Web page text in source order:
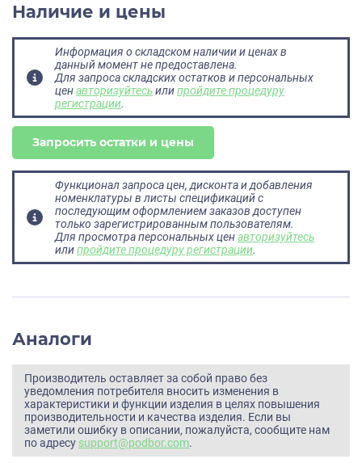
Наличие и цены
Информация о складском наличии и ценах в
данный момент не предоставлена.
Для запроса складских остатков и персональных
ценавторизуйтесьилипройдите процедуру
регистрации.
Запросить остатки и цены
Функционал запроса цен, дисконта и добавления
номенклатуры в листы спецификаций с
последующим оформлением заказов доступен
только зарегистрированным пользователям.
Для просмотра персональных ценавторизуйтесь
илипройдите процедуру регистрации.
Аналоги
Производитель оставляет за собой право без
уведомления потребителя вносить изменения в
характеристики и функции изделия в целях повышения
производительности и качества изделия. Если вы
заметили ошибку в описании, пожалуйста, сообщите нам
по адресу support@podbor.com.